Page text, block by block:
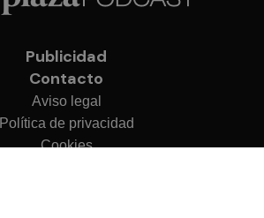
Publicidad
Contacto
Aviso legal
Política de privacidad
Cookies